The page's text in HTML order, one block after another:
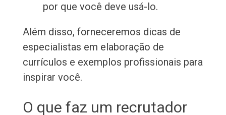
por que você deve usá-lo.
Além disso, forneceremos dicas de
especialistas em elaboração de
currículos e exemplos profissionais para
inspirar você.
O que faz um recrutador